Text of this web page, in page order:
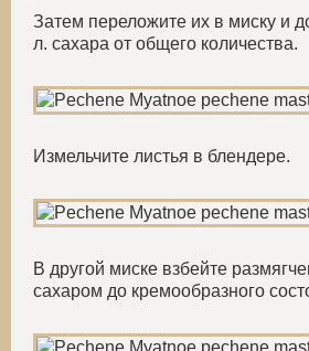
Затем переложите их в миску и
л. сахара от общего количества.
Измельчите листья в блендере.
В другой миске взбейте
сахаром до кремообразного